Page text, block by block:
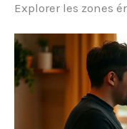
Explorer les zones